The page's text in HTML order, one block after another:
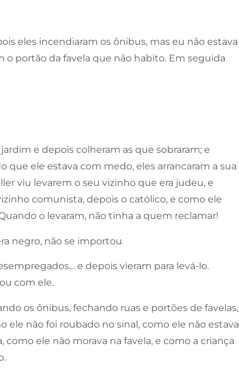
eles incendiaram os ônibus, mas eu não estava
o portão da favela que não habito. Em seguida
e depois colheram as que sobraram; e
que ele estava com medo, eles arrancaram a sua
viu levarem o seu vizinho que era judeu, e
comunista, depois o católico, e como ele
o levaram, não tinha a quem reclamar!
negro, não se importou.
e depois vieram para levá-lo.
com ele.
os ônibus, fechando ruas e portões de favelas,
ele não foi roubado no sinal, como ele não estava
ele não morava na favela, e como a criança